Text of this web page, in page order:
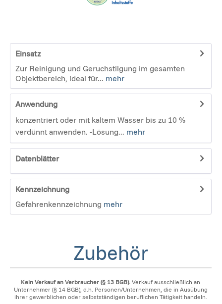
Einsatz
Zur Reinigung und Geruchstilgung im gesamten
Objektbereich, ideal für... mehr
Anwendung
konzentriert oder mit kaltem Wasser bis zu 10 %
verdünnt anwenden. -Lösung... mehr
Datenblätter
Kennzeichnung
Gefahrenkennzeichnung mehr
Zubehör
Kein Verkauf an Verbraucher (§ 13 BGB). Verkauf ausschließlich an
Unternehmer (§ 14 BGB), d.h. Personen/Unternehmen, die in Ausübung
ihrer gewerblichen oder selbstständigen beruflichen Tätigkeit handeln.